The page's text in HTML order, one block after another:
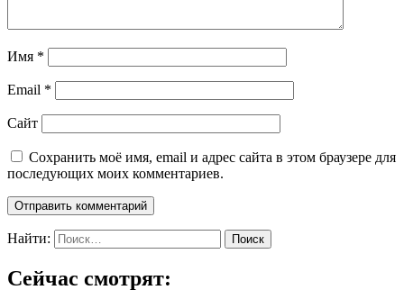
Имя *
Email *
Сайт
Сохранить моё имя, email и адрес сайта в этом браузере для
последующих моих комментариев.
Найти:
Сейчас смотрят: